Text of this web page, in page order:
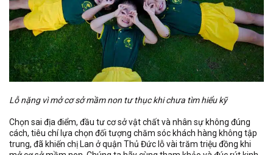
Lỗ nặng vì mở cơ sở mầm non tư thục khi chưa tìm hiểu kỹ
Chọn sai địa điểm, đầu tư cơ sở vật chất và nhân sự không đúng
cách, tiêu chí lựa chọn đối tượng chăm sóc khách hàng không tập
trung, đã khiến chị Lan ở quận Thủ Đức lỗ vài trăm triệu đồng khi